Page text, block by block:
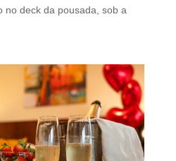
no deck da pousada, sob a